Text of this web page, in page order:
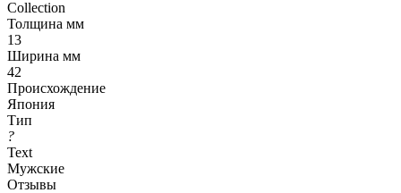
Collection
Толщина мм
13
Ширина мм
42
Происхождение
Япония
Тип
?
Text
Мужские
Отзывы